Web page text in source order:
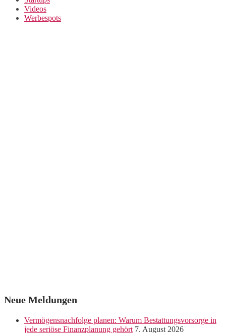
Videos
Werbespots
Neue Meldungen
Vermögensnachfolge planen: Warum Bestattungsvorsorge in
jede seriöse Finanzplanung gehört 7. August 2026